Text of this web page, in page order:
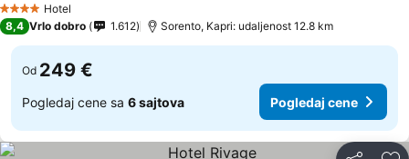
4 ZvezdiceHotel
8,4 Vrlo dobro 1.612 Sorento, Kapri: udaljenost 12.8 km
Od 249 €
Pogledaj cene sa 6 sajtova Pogledaj cene